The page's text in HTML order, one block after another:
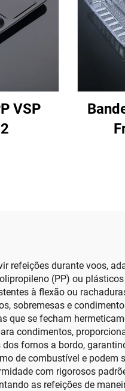
VSP
refeições durante voos,
(PP) ou
à flexão ou
sobremesas e
que se fecham
condimentos,
fornos a bordo,
de combustível e podem
com rigorosos
as refeições de